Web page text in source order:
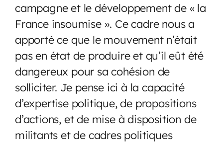
campagne et le développement de « la
France insoumise ». Ce cadre nous a
apporté ce que le mouvement n’était
pas en état de produire et qu’il eût été
dangereux pour sa cohésion de
solliciter. Je pense ici à la capacité
d’expertise politique, de propositions
d’actions, et de mise à disposition de
militants et de cadres politiques